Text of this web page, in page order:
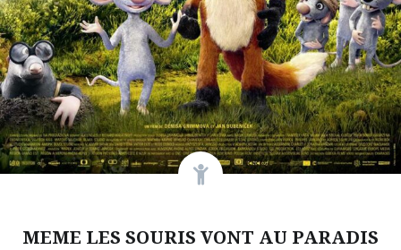
MEME LES SOURIS VONT AU PARADIS